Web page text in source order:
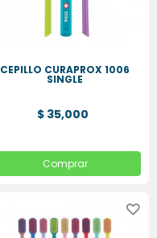
CEPILLO CURAPROX 1006
SINGLE
$ 35,000
Comprar